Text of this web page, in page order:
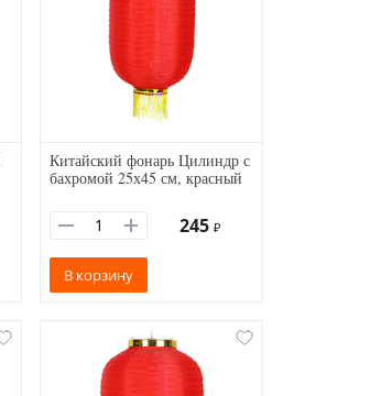
Китайский фонарь Цилиндр с
бахромой 25х45 см, красный
245 ₽
В корзину